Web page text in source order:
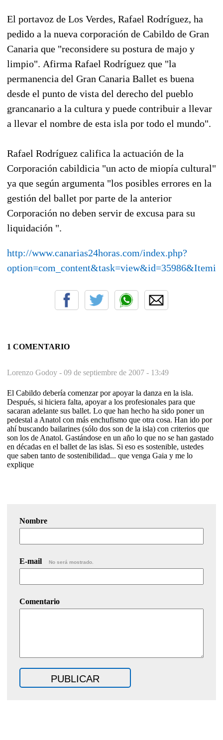
El portavoz de Los Verdes, Rafael Rodríguez, ha
pedido a la nueva corporación de Cabildo de Gran
Canaria que "reconsidere su postura de majo y
limpio". Afirma Rafael Rodríguez que "la
permanencia del Gran Canaria Ballet es buena
desde el punto de vista del derecho del pueblo
grancanario a la cultura y puede contribuir a llevar
a llevar el nombre de esta isla por todo el mundo".
Rafael Rodríguez califica la actuación de la
Corporación cabildicia "un acto de miopía cultural"
ya que según argumenta "los posibles errores en la
gestión del ballet por parte de la anterior
Corporación no deben servir de excusa para su
liquidación ".
http://www.canarias24horas.com/index.php?
1 COMENTARIO
Lorenzo Godoy - 09 de septiembre de 2007 - 13:49
El Cabildo debería comenzar por apoyar la danza en la isla.
Después, si hiciera falta, apoyar a los profesionales para que
sacaran adelante sus ballet. Lo que han hecho ha sido poner un
pedestal a Anatol con más enchufismo que otra cosa. Han ido por
ahí buscando bailarines (sólo dos son de la isla) con criterios que
son los de Anatol. Gastándose en un año lo que no se han gastado
en décadas en el ballet de las islas. Si eso es sostenible, ustedes
que saben tanto de sostenibilidad... que venga Gaia y me lo
explique
Nombre
E-mail No será mostrado.
Comentario